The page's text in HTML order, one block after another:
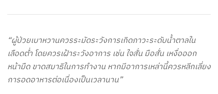
“ผู้ป่วยเบาหวานควรระมัดระวังการเกิดภาวะระดับน้ำตาลใน
เลือดต่ำ โดยควรเฝ้าระวังอาการ เช่น ใจสั่น มือสั่น เหงื่อออก
หน้ามืด ขาดสมาธิในการทำงาน หากมีอาการเหล่านี้ควรหลีกเลี่ยง
การอดอาหารต่อเนื่องเป็นเวลานาน”